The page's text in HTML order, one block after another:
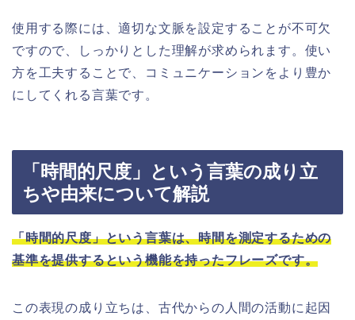
使用する際には、適切な文脈を設定することが不可欠
ですので、しっかりとした理解が求められます。使い
方を工夫することで、コミュニケーションをより豊か
にしてくれる言葉です。
「時間的尺度」という言葉の成り立
ちや由来について解説
「時間的尺度」という言葉は、時間を測定するための
基準を提供するという機能を持ったフレーズです。
この表現の成り立ちは、古代からの人間の活動に起因